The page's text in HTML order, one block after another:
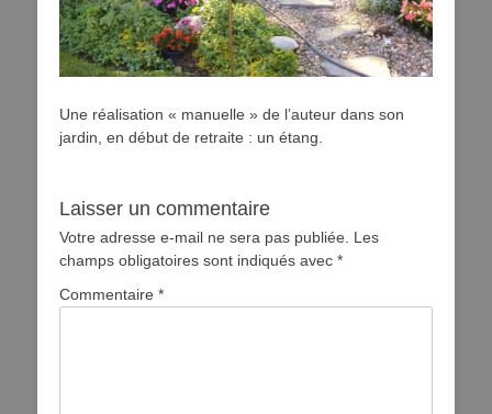
Une réalisation « manuelle » de l’auteur dans son
jardin, en début de retraite : un étang.
Laisser un commentaire
Votre adresse e-mail ne sera pas publiée.
Les
champs obligatoires sont indiqués avec *
Commentaire *